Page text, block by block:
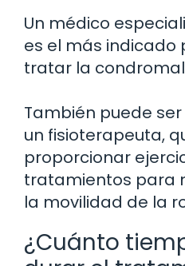
Un médico
es el más indicado
tratar la
También puede
un fisioterapeuta,
proporcionar
tratamientos para
la movilidad de la
¿Cuánto